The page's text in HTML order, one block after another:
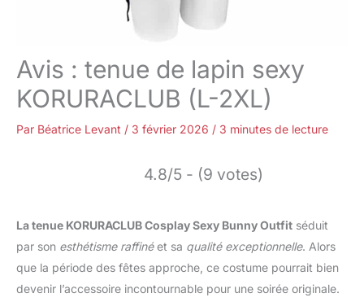
Avis : tenue de lapin sexy
KORURACLUB (L-2XL)
Par Béatrice Levant / 3 février 2026 / 3 minutes de lecture
4.8/5 - (9 votes)
La tenue KORURACLUB Cosplay Sexy Bunny Outfit séduit
par son esthétisme raffinéet sa qualité exceptionnelle. Alors
que la période des fêtes approche, ce costume pourrait bien
devenir l’accessoire incontournable pour une soirée originale.